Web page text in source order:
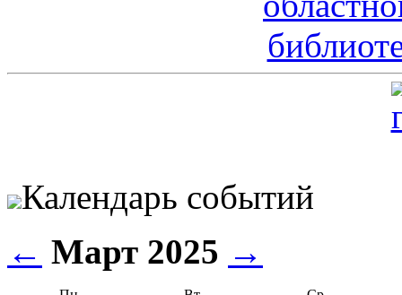
Календарь событий
← Март 2025 →